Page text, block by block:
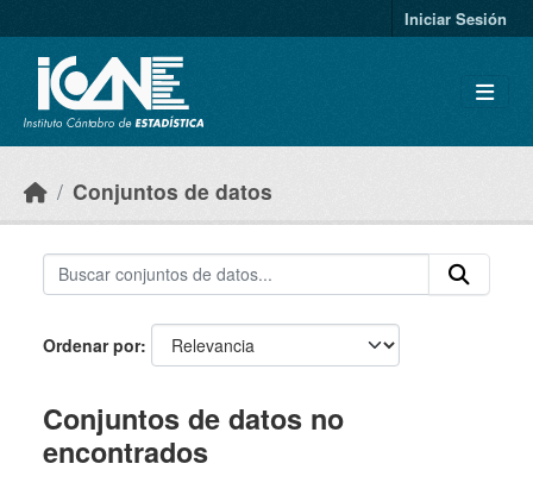
Iniciar Sesión
Conjuntos de datos
Ordenar por
Conjuntos de datos no
encontrados